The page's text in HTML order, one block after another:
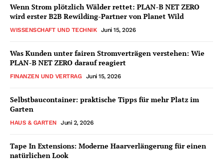
Wenn Strom plötzlich Wälder rettet: PLAN-B NET ZERO
wird erster B2B Rewilding-Partner von Planet Wild
WISSENSCHAFT UND TECHNIK Juni 15, 2026
Was Kunden unter fairen Stromverträgen verstehen: Wie
PLAN-B NET ZERO darauf reagiert
FINANZEN UND VERTRAG Juni 15, 2026
Selbstbaucontainer: praktische Tipps für mehr Platz im
Garten
HAUS & GARTEN Juni 2, 2026
Tape In Extensions: Moderne Haarverlängerung für einen
natürlichen Look